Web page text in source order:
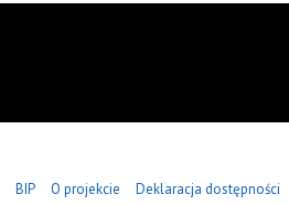
BIP O projekcie Deklaracja dostępności